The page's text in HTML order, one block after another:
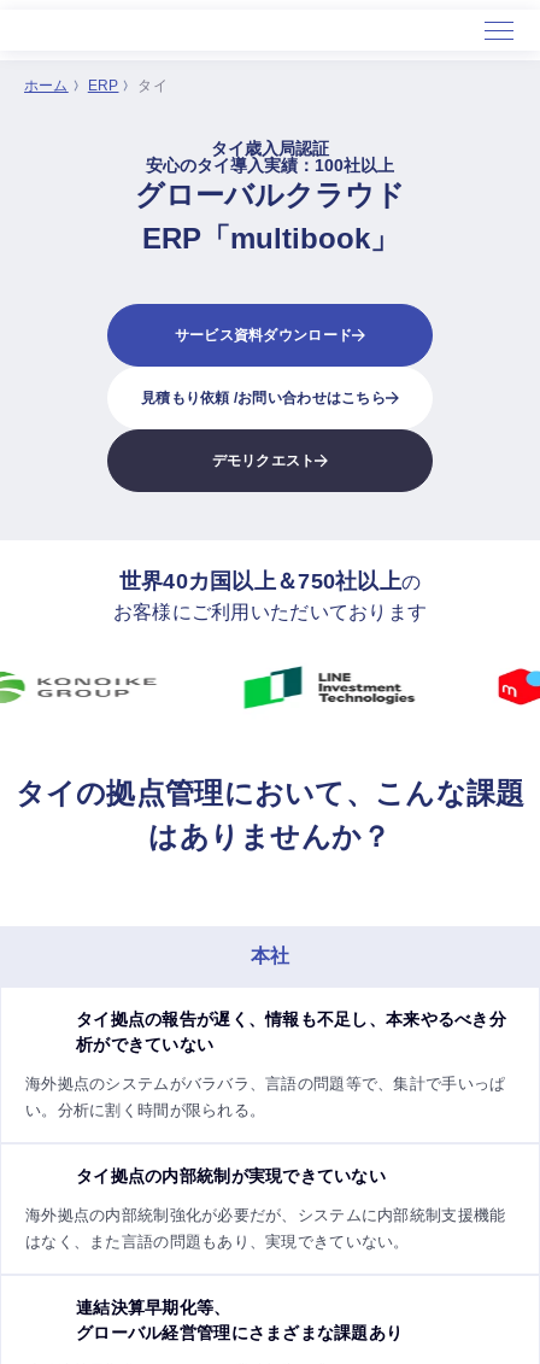
ホーム ERP タイ
タイ歳入局認証
安心のタイ導入実績：100社以上
グローバルクラウド
ERP「multibook」
サービス資料ダウンロード
見積もり依頼 /お問い合わせはこちら
デモリクエスト
世界40カ国以上＆750社以上の
お客様にご利用いただいております
タイの拠点管理において、こんな課題
はありませんか？
本社
タイ拠点の報告が遅く、情報も不足し、本来やるべき分
析ができていない
海外拠点のシステムがバラバラ、言語の問題等で、集計で手いっぱ
い。分析に割く時間が限られる。
タイ拠点の内部統制が実現できていない
海外拠点の内部統制強化が必要だが、システムに内部統制支援機能
はなく、また言語の問題もあり、実現できていない。
連結決算早期化等、
グローバル経営管理にさまざまな課題あり